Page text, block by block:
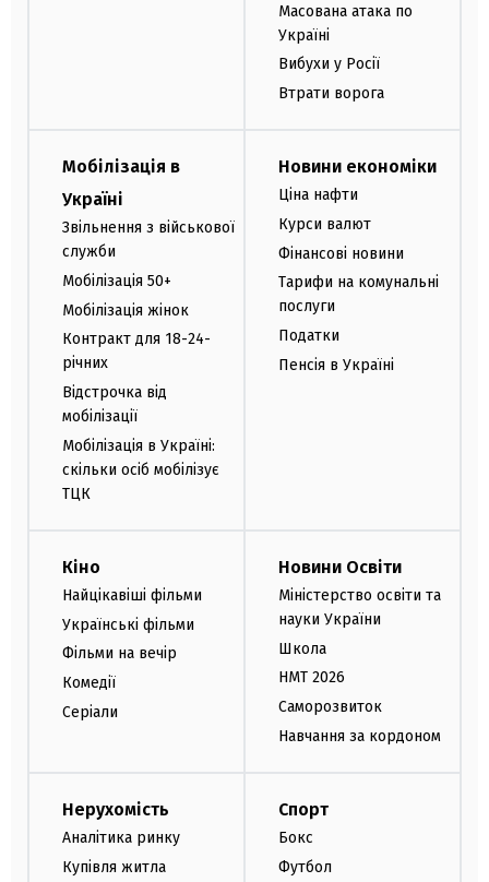
Масована атака по
Україні
Вибухи у Росії
Втрати ворога
Мобілізація в
Україні
Звільнення з військової
служби
Мобілізація 50+
Мобілізація жінок
Контракт для 18-24-
річних
Відстрочка від
мобілізації
Мобілізація в Україні:
скільки осіб мобілізує
ТЦК
Новини економіки
Ціна нафти
Курси валют
Фінансові новини
Тарифи на комунальні
послуги
Податки
Пенсія в Україні
Кіно
Найцікавіші фільми
Українські фільми
Фільми на вечір
Комедії
Серіали
Новини Освіти
Міністерство освіти та
науки України
Школа
НМТ 2026
Саморозвиток
Навчання за кордоном
Нерухомість
Аналітика ринку
Купівля житла
Спорт
Бокс
Футбол